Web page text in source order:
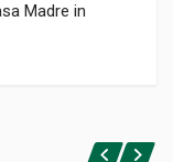
Madre in